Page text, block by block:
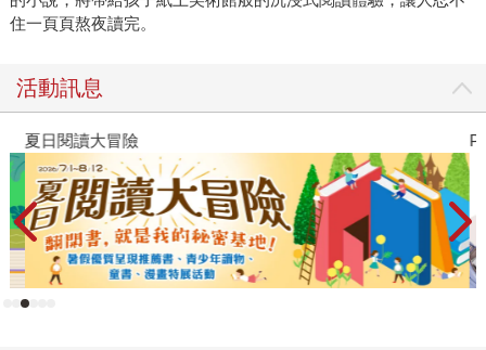
合童話，將想像力化為「破案工具」 作者運用了極具幽默
角色與情節，讓小讀者在不知不覺中，接觸到日常生活中較
細觀察名畫的每一個角落，並且與她們一同推理、尋找關鍵
線索。在翻頁之間，無形中成為與姊妹倆並肩作戰的「第三
位小偵探」。 從聲音到紙本：打造全方位的沉浸式閱讀體
驗 本系列由全台兒童人氣 Podcast「玉山故事館」的經典
節目轉譯而成。從聽覺的「聲音」跨越到視覺的「紙本」。
書中呈現了聲音無法傳遞的畫面，並隨書附贈了精美的珍藏
版名畫拉頁海報，讓孩子在享受故事的同時，能隨時對照真
住一頁頁熬夜讀完。
活動訊息
夏日閱讀大冒險